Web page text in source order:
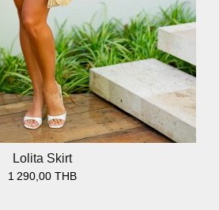
Lolita Skirt
1 290,00 THB